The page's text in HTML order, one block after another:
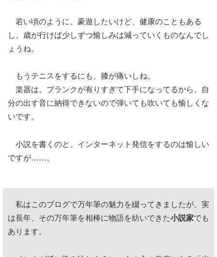
若い頃のように、豪遊したいけど、健康のこともある
し、歳が行けば少しずつ愉しみは減っていくものなんでし
ょうね。
もうテニスをするにも、膝が痛いしね。
楽器は、ブランクが有りすぎて下手になってるから、自
分の出す音に納得できないので弾いても吹いても愉しくな
いです。
小説を書くのと、インターネット発信をするのは愉しい
ですが……。
私はこのブログで万年筆の魅力を綴ってきましたが、実
は長年、その万年筆を相棒に物語を紡いできた小説家でも
あります。